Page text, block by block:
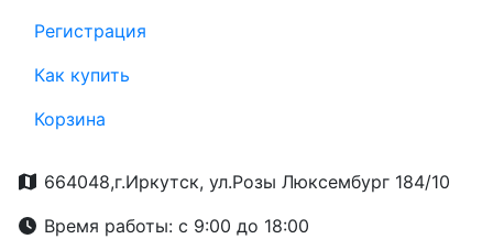
Регистрация
Как купить
Корзина
664048,г.Иркутск, ул.Розы Люксембург 184/10
Время работы: с 9:00 до 18:00